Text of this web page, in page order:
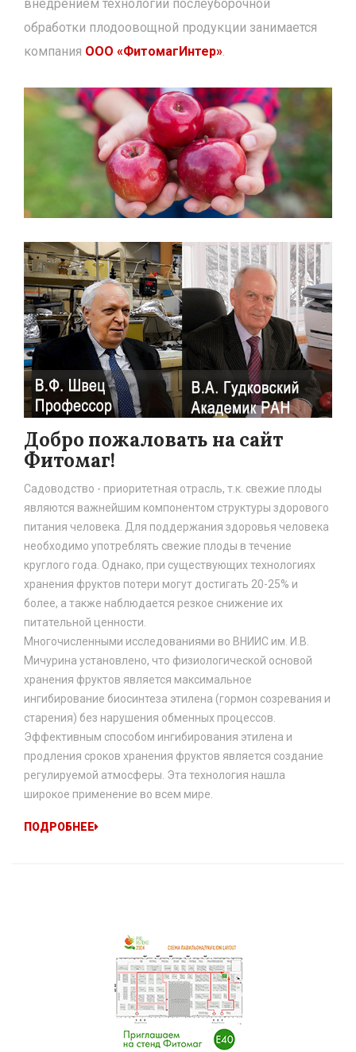
внедрением технологии послеуборочной
обработки плодоовощной продукции занимается
компания ООО «ФитомагИнтер».
Добро пожаловать на сайт
Фитомаг!
Садоводство - приоритетная отрасль, т.к. свежие плоды
являются важнейшим компонентом структуры здорового
питания человека. Для поддержания здоровья человека
необходимо употреблять свежие плоды в течение
круглого года. Однако, при существующих технологиях
хранения фруктов потери могут достигать 20-25% и
более, а также наблюдается резкое снижение их
питательной ценности.
Многочисленными исследованиями во ВНИИС им. И.В.
Мичурина установлено, что физиологической основой
хранения фруктов является максимальное
ингибирование биосинтеза этилена (гормон созревания и
старения) без нарушения обменных процессов.
Эффективным способом ингибирования этилена и
продления сроков хранения фруктов является создание
регулируемой атмосферы. Эта технология нашла
широкое применение во всем мире.
ПОДРОБНЕЕ